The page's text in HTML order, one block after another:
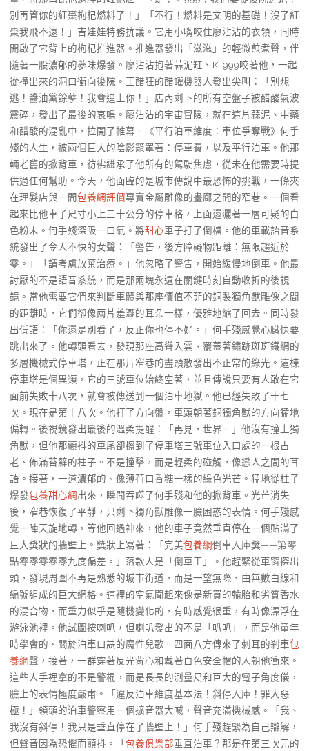
別再管你的紅棗枸杞燃料了！」「不行！燃料是文明的基礎！沒了紅
棗我飛不遠！」吉娃娃特務抗議。它用小嘴咬住廖沾沾的衣領，同時
開啟了它背上的枸杞推進器。推進器發出「滋滋」的輕微煎煮聲，伴
隨著一股濃郁的蔘味爆發。廖沾沾抱著蒜泥缸、K-999咬著他，一起
從撞出來的洞口衝向後院。王醋狂的醋罐機器人發出尖叫：「別想
逃！醬油黨餘孽！我會追上你！」店內剩下的所有空盤子被醋酸氣波
震碎，發出了最後的哀鳴。廖沾沾的宇宙冒險，就在這片蒜泥、中藥
和醋酸的混亂中，拉開了帷幕。《平行泊車維度：車位爭奪戰》何手
殘的人生，被兩個巨大的陰影籠罩著：停車費，以及平行泊車。他那
輛老舊的掀背車，彷彿繼承了他所有的駕駛焦慮，從未在他需要時提
供過任何幫助。今天，他面臨的是城市傳說中最恐怖的挑戰，一條夾
在理髮店與一間包養網評價專賣金屬雕像的畫廊之間的窄巷。一個看
起來比他車子尺寸小上三十公分的停車格，上面還灑著一層可疑的白
色粉末。何手殘深吸一口氣。將甜心車子打了倒檔。他的車載語音系
統發出了令人不快的女聲：「警告，後方障礙物距離：無限趨近於
零。」「請考慮放棄治療。」他忽略了警告，開始緩慢地倒車。他最
討厭的不是語音系統，而是那兩塊永遠在關鍵時刻自動收折的後視
鏡。當他需要它們來判斷車體與那座價值不菲的銅製獨角獸雕像之間
的距離時，它們卻像兩片羞澀的耳朵一樣，優雅地縮了回去。同時發
出低語：「你還是別看了，反正你也停不好。」何手殘感覺心臟快要
跳出來了。他轉頭看去，發現那座高聳入雲、覆蓋著鏽跡斑斑鐵網的
多層機械式停車塔，正在那片窄巷的盡頭散發出不正常的綠光。這棟
停車塔是個異類，它的三號車位始終空著，並且傳說只要有人敢在它
面前失敗十八次，就會被傳送到一個泊車地獄。他已經失敗了十七
次。現在是第十八次。他打了方向盤，車頭朝著銅獨角獸的方向猛地
偏轉。後視鏡發出最後的溫柔提醒：「再見，世界。」他沒有撞上獨
角獸，但他那顫抖的車尾卻擦到了停車塔三號車位入口處的一根古
老、佈滿苔蘚的柱子。不是撞擊，而是輕柔的碰觸，像戀人之間的耳
語。接著，一道濃郁的、像薄荷口香糖一樣的綠色光芒。猛地從柱子
爆發包養甜心網出來，瞬間吞噬了何手殘和他的掀背車。光芒消失
後，窄巷恢復了平靜，只剩下獨角獸雕像一臉困惑的表情。何手殘感
覺一陣天旋地轉，等他回過神來，他的車子竟然垂直停在一個貼滿了
巨大獎狀的牆壁上。獎狀上寫著：「完美包養網倒車入庫獎——第零
點零零零零零九度偏差。」落款人是「倒車王」。他趕緊從車窗探出
頭，發現周圍不再是熟悉的城市街道，而是一望無際、由無數白線和
編號組成的巨大網格。這裡的空氣聞起來像是新買的輪胎和劣質香水
的混合物，而重力似乎是隨機變化的，有時感覺很重，有時像漂浮在
游泳池裡。他試圖按喇叭，但喇叭發出的不是「叭叭」，而是他童年
時學會的、關於泊車口訣的魔性兒歌。四面八方傳來了刺耳的剎車包
養網聲，接著，一群穿著反光背心和戴著白色安全帽的人朝他衝來。
這些人手裡拿的不是警棍，而是長長的測量尺和巨大的電子角度儀，
臉上的表情極度嚴肅。「違反泊車維度基本法！斜停入庫！罪大惡
極！」領頭的泊車警察用一個擴音器大喊，聲音充滿機械感。「我、
我沒有斜停！我只是垂直停在了牆壁上！」何手殘趕緊為自己辯解，
但聲音因為恐懼而顫抖。「 包養俱樂部垂直泊車？那是在第三次元的